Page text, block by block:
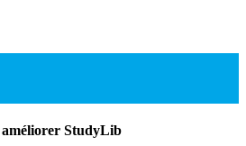
améliorer StudyLib